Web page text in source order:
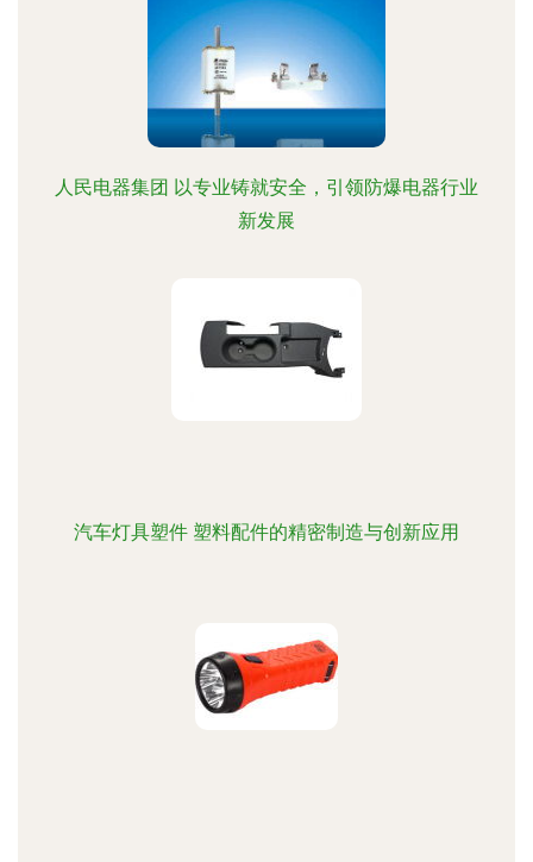
人民电器集团 以专业铸就安全，引领防爆电器行业
新发展
汽车灯具塑件 塑料配件的精密制造与创新应用